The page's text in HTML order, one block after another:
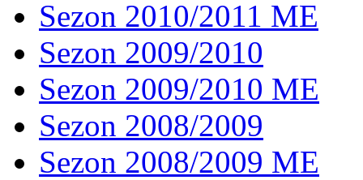
Sezon 2010/2011 ME
Sezon 2009/2010
Sezon 2009/2010 ME
Sezon 2008/2009
Sezon 2008/2009 ME